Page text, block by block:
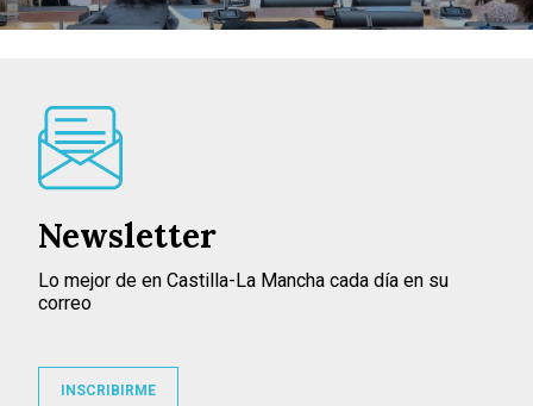
Newsletter
Lo mejor de en Castilla-La Mancha cada día en su
correo
INSCRIBIRME